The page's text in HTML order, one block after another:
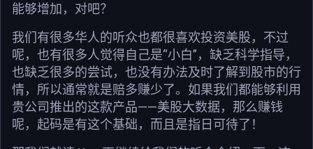
能够增加，对吧？
我们有很多华人的听众也都很喜欢投资美股，不过
呢，也有很多人觉得自己是“小白”，缺乏科学指导，
也缺乏很多的尝试，也没有办法及时了解到股市的行
情，所以通常就是赔多赚少了。如果我们都能够利用
贵公司推出的这款产品——美股大数据，那么赚钱
呢，起码是有这个基础，而且是指日可待了！